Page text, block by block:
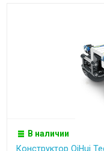
В наличии
Конструктор QiHui